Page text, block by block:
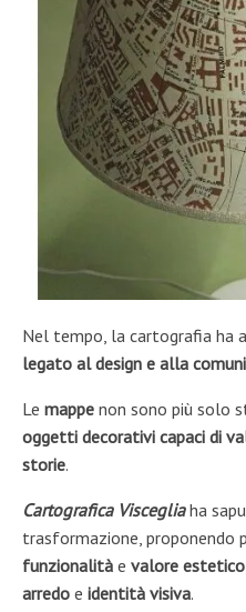
Nel tempo, la cartografia ha
legato al design e alla
Le mappe non sono più solo
oggetti decorativi capaci di
storie.
Cartografica Viscegliaha
trasformazione, proponendo
funzionalità e valore estetico
arredo e identità visiva.